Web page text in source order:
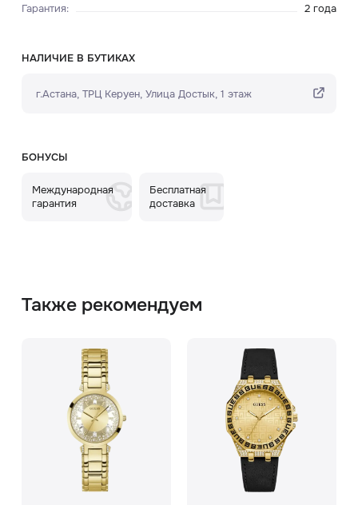
Гарантия: 2 года
НАЛИЧИЕ В БУТИКАХ
г.Астана, ТРЦ Керуен​, Улица Достык, 1 этаж
БОНУСЫ
Международная
гарантия
Бесплатная
доставка
Также рекомендуем